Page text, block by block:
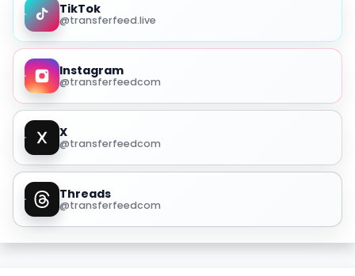
TikTok
@transferfeed.live
Instagram
@transferfeedcom
X
@transferfeedcom
Threads
@transferfeedcom